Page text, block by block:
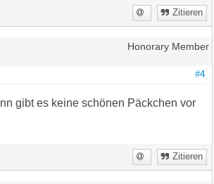
Zitieren
Honorary Member
#4
gibt es keine schönen Päckchen vor
Zitieren